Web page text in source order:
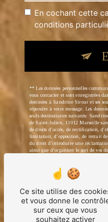
En cochant cette
conditions
** Les données personnelles
vous contacter et sont enregistrées
destinées à Sandrine Sirour et ses
répondre à votre message. Les
seuls destinataires suivants:
de Saint-Julien, 13012 Marseille
de droits d’accès, de rectification,
limitation, d’opposition, de retrait
du droit d’introduire une
ainsi que d’organiser le sort de vos
exercer ces droits par voie postale à
Saint-Julien, 13012 Marseille ou
sandrinesirour@gmail.com. Un
demandé. Nous conservons vos
contact puis pendant la durée de
de gestion des contentieux. Vous
d'opposition au démarchage
Bloctel.gouv.fr . Consultez le site
droits.
Ce site utilise des
et vous donne le
sur ceux que vous
souhaitez activer